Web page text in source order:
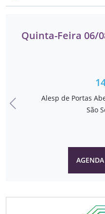
Quinta-Feira 06/
Alesp de Portas
São
Anterior
AGENDA